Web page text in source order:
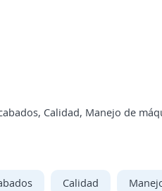
Calidad, Manejo de
Calidad